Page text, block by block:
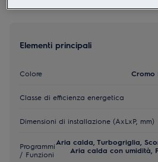
Elementi principali
Colore Cromo
Classe di efficienza energetica
Dimensioni di installazione (AxLxP, mm)
Programmi
/ Funzioni
Aria calda, Turbogriglia,
Aria calda con umidità,